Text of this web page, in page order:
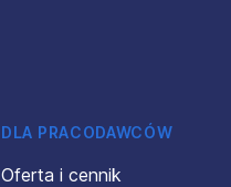
DLA PRACODAWCÓW
Oferta i cennik